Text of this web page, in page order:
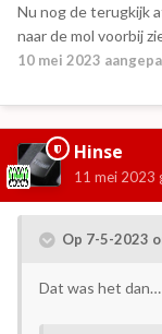
Nu nog de terugkijk
naar de mol voorbij
10 mei 2023
Hinse
11 mei 2023
Op 7-5-2023
Dat was het dan…